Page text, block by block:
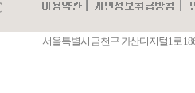
서울특별시 금천구 가산디지털1로